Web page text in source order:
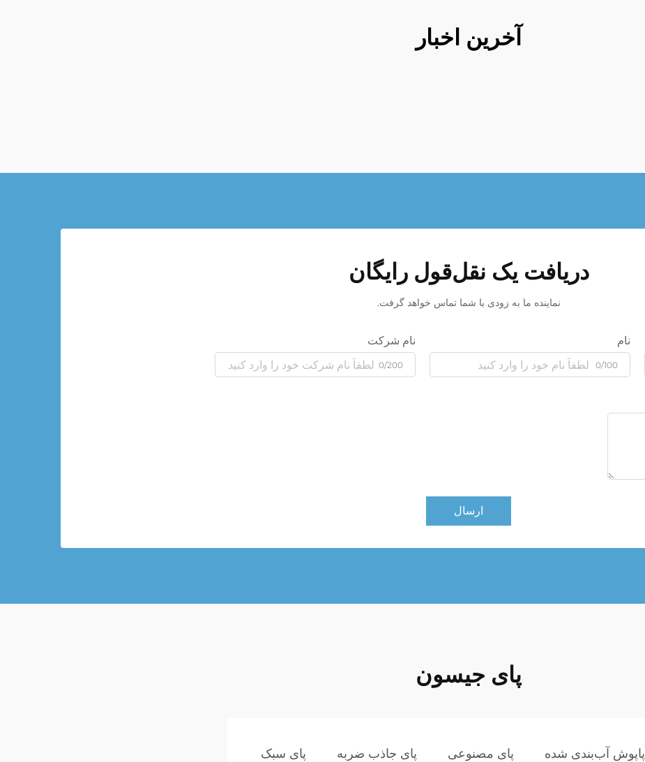
آخرین اخبار
دریافت یک نقل‌قول رایگان
نماینده ما به زودی با شما تماس خواهد گرفت.
نام
0/100
نام شرکت
0/200
ارسال
پای جیسون
پاپوش آب‌بندی شده پای مصنوعی پای جاذب ضربه پای سبک